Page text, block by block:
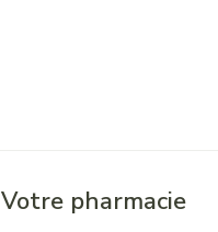
Votre pharmacie